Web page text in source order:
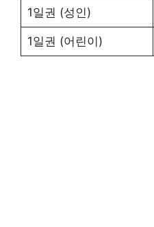
1일권 (성인)
1일권 (어린이)